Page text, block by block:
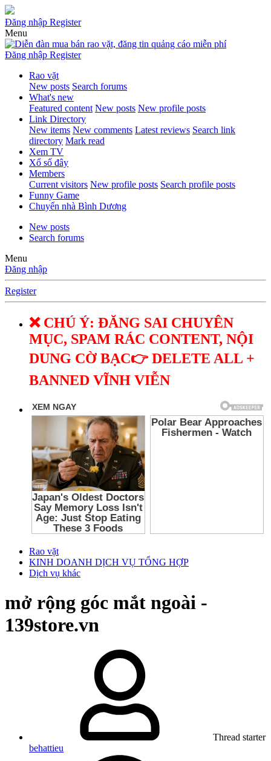
Đăng nhập Register
Menu
Đăng nhập Register
Rao vặt
New posts Search forums
What's new
Featured content New posts New profile posts
Link Directory
New items New comments Latest reviews Search link
directory Mark read
Xem TV
Xổ số đây
Members
Current visitors New profile posts Search profile posts
Funny Game
Chuyển nhà Bình Dương
New posts
Search forums
Menu
Đăng nhập
Register
❌ CHÚ Ý: ĐĂNG SAI CHUYÊN
MỤC, SPAM RÁC CONTENT, NỘI
DUNG CỜ BẠC👉 DELETE ALL +
BANNED VĨNH VIỄN
Rao vặt
KINH DOANH DỊCH VỤ TỔNG HỢP
Dịch vụ khác
mở rộng góc mắt ngoài -
139store.vn
Thread starter
behattieu